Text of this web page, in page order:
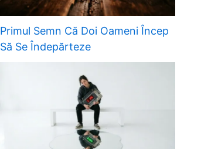
Primul Semn Că Doi Oameni Încep
Să Se Îndepărteze